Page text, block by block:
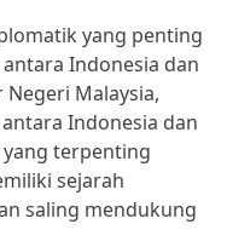
yang penting
Indonesia dan
Malaysia,
Indonesia dan
terpenting
sejarah
saling mendukung